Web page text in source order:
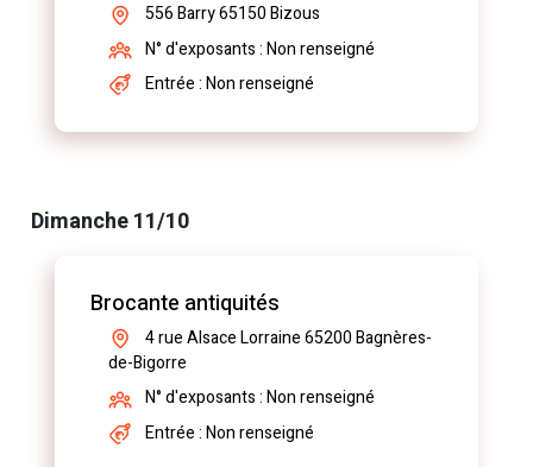
556 Barry 65150 Bizous
N° d'exposants : Non renseigné
Entrée : Non renseigné
Dimanche 11/10
Brocante antiquités
4 rue Alsace Lorraine 65200 Bagnères-
de-Bigorre
N° d'exposants : Non renseigné
Entrée : Non renseigné